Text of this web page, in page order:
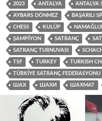
2023 ANTALYA ANTALYA
AYBARS DÖNMEZ BAŞARILI
CHESS KULÜP
ŞAMPIYON SATRANÇ
SATRANÇ TURNUVASI SCHACH
TSF TURKEY TURKISH
TÜRKIYE SATRANÇ FEDERASYONU
ШАХ ШАХИ ШАХМАТ